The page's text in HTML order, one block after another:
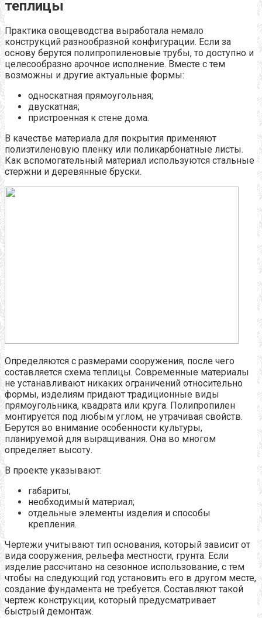
теплицы
Практика овощеводства выработала немало
конструкций разнообразной конфигурации. Если за
основу берутся полипропиленовые трубы, то доступно и
целесообразно арочное исполнение. Вместе с тем
возможны и другие актуальные формы:
односкатная прямоугольная;
двускатная;
пристроенная к стене дома.
В качестве материала для покрытия применяют
полиэтиленовую пленку или поликарбонатные листы.
Как вспомогательный материал используются стальные
стержни и деревянные бруски.
Определяются с размерами сооружения, после чего
составляется схема теплицы. Современные материалы
не устанавливают никаких ограничений относительно
формы, изделиям придают традиционные виды
прямоугольника, квадрата или круга. Полипропилен
монтируется под любым углом, не утрачивая свойств.
Берутся во внимание особенности культуры,
планируемой для выращивания. Она во многом
определяет высоту.
В проекте указывают:
габариты;
необходимый материал;
отдельные элементы изделия и способы
крепления.
Чертежи учитывают тип основания, который зависит от
вида сооружения, рельефа местности, грунта. Если
изделие рассчитано на сезонное использование, с тем
чтобы на следующий год установить его в другом месте,
создание фундамента не требуется. Составляют такой
чертеж конструкции, который предусматривает
быстрый демонтаж.